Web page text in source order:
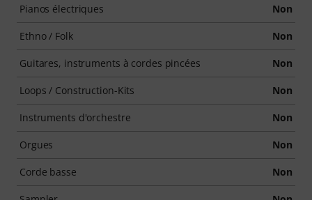
Pianos électriques Non
Ethno / Folk Non
Guitares, instruments à cordes pincées Non
Loops / Construction-Kits Non
Instruments d'orchestre Non
Orgues Non
Corde basse Non